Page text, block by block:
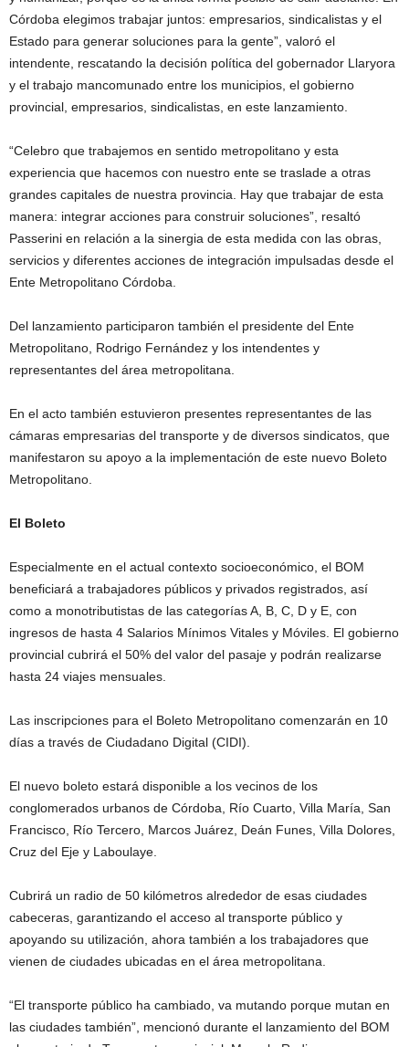
Córdoba elegimos trabajar juntos: empresarios, sindicalistas y el
Estado para generar soluciones para la gente”, valoró el
intendente, rescatando la decisión política del gobernador Llaryora
y el trabajo mancomunado entre los municipios, el gobierno
provincial, empresarios, sindicalistas, en este lanzamiento.
“Celebro que trabajemos en sentido metropolitano y esta
experiencia que hacemos con nuestro ente se traslade a otras
grandes capitales de nuestra provincia. Hay que trabajar de esta
manera: integrar acciones para construir soluciones”, resaltó
Passerini en relación a la sinergia de esta medida con las obras,
servicios y diferentes acciones de integración impulsadas desde el
Ente Metropolitano Córdoba.
Del lanzamiento participaron también el presidente del Ente
Metropolitano, Rodrigo Fernández y los intendentes y
representantes del área metropolitana.
En el acto también estuvieron presentes representantes de las
cámaras empresarias del transporte y de diversos sindicatos, que
manifestaron su apoyo a la implementación de este nuevo Boleto
Metropolitano.
El Boleto
Especialmente en el actual contexto socioeconómico, el BOM
beneficiará a trabajadores públicos y privados registrados, así
como a monotributistas de las categorías A, B, C, D y E, con
ingresos de hasta 4 Salarios Mínimos Vitales y Móviles. El gobierno
provincial cubrirá el 50% del valor del pasaje y podrán realizarse
hasta 24 viajes mensuales.
Las inscripciones para el Boleto Metropolitano comenzarán en 10
días a través de Ciudadano Digital (CIDI).
El nuevo boleto estará disponible a los vecinos de los
conglomerados urbanos de Córdoba, Río Cuarto, Villa María, San
Francisco, Río Tercero, Marcos Juárez, Deán Funes, Villa Dolores,
Cruz del Eje y Laboulaye.
Cubrirá un radio de 50 kilómetros alrededor de esas ciudades
cabeceras, garantizando el acceso al transporte público y
apoyando su utilización, ahora también a los trabajadores que
vienen de ciudades ubicadas en el área metropolitana.
“El transporte público ha cambiado, va mutando porque mutan en
las ciudades también”, mencionó durante el lanzamiento del BOM